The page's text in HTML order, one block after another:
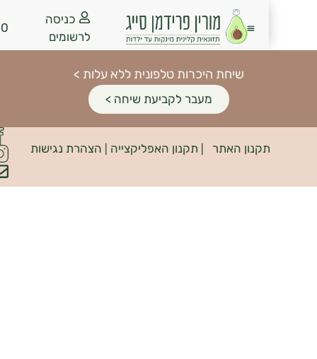
לרשומים
0.00
שיחת היכרות טלפונית ללא עלות >
מעבר לקביעת שיחה >
האתר|תקנון האפליקצייה|הצהרת נגישות האתר:
INDIANA